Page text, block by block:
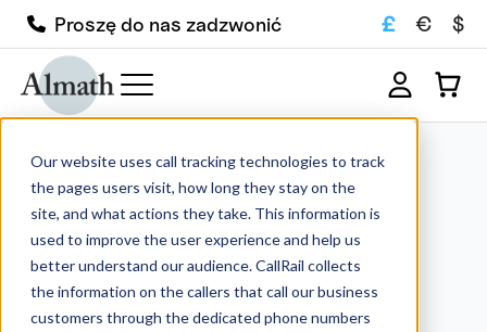
Our website uses call tracking technologies to track
the pages users visit, how long they stay on the
site, and what actions they take. This information is
used to improve the user experience and help us
better understand our audience. CallRail collects
the information on the callers that call our business
customers through the dedicated phone numbers
Proszę do nas zadzwonić £ € $